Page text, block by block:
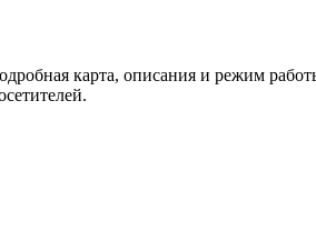
карта, описания и режим